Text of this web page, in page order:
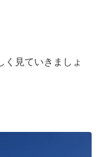
く見ていきましょ